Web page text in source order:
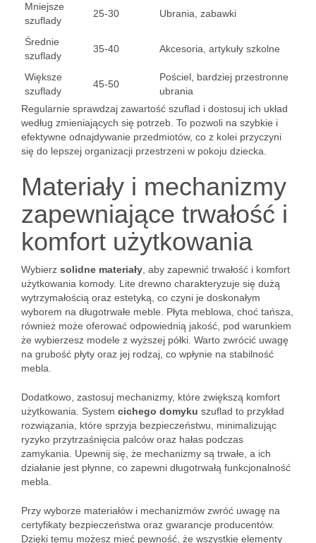
Mniejsze
szuflady
25-30 Ubrania, zabawki
Średnie
szuflady
35-40 Akcesoria, artykuły szkolne
Większe
szuflady
45-50
Pościel, bardziej przestronne
ubrania
Regularnie sprawdzaj zawartość szuflad i dostosuj ich układ
według zmieniających się potrzeb. To pozwoli na szybkie i
efektywne odnajdywanie przedmiotów, co z kolei przyczyni
się do lepszej organizacji przestrzeni w pokoju dziecka.
Materiały i mechanizmy
zapewniające trwałość i
komfort użytkowania
Wybierz solidne materiały , aby zapewnić trwałość i komfort
użytkowania komody. Lite drewno charakteryzuje się dużą
wytrzymałością oraz estetyką, co czyni je doskonałym
wyborem na długotrwałe meble. Płyta meblowa, choć tańsza,
również może oferować odpowiednią jakość, pod warunkiem
że wybierzesz modele z wyższej półki. Warto zwrócić uwagę
na grubość płyty oraz jej rodzaj, co wpłynie na stabilność
mebla.
Dodatkowo, zastosuj mechanizmy, które zwiększą komfort
użytkowania. System cichego domyku szuflad to przykład
rozwiązania, które sprzyja bezpieczeństwu, minimalizując
ryzyko przytrzaśnięcia palców oraz hałas podczas
zamykania. Upewnij się, że mechanizmy są trwałe, a ich
działanie jest płynne, co zapewni długotrwałą funkcjonalność
mebla.
Przy wyborze materiałów i mechanizmów zwróć uwagę na
certyfikaty bezpieczeństwa oraz gwarancje producentów.
Dzięki temu możesz mieć pewność, że wszystkie elementy